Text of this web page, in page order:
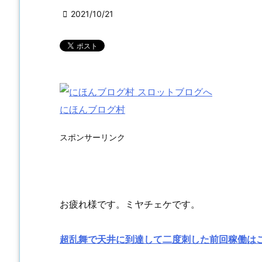
 2021/10/21
にほんブログ村
スポンサーリンク
お疲れ様です。ミヤチェケです。
超乱舞で天井に到達して二度刺した前回稼働は